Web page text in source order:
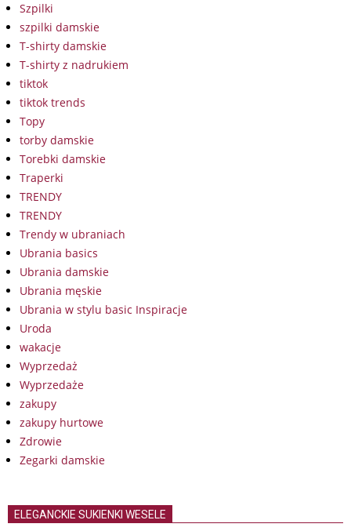
Szpilki
szpilki damskie
T-shirty damskie
T-shirty z nadrukiem
tiktok
tiktok trends
Topy
torby damskie
Torebki damskie
Traperki
TRENDY
TRENDY
Trendy w ubraniach
Ubrania basics
Ubrania damskie
Ubrania męskie
Ubrania w stylu basic Inspiracje
Uroda
wakacje
Wyprzedaż
Wyprzedaże
zakupy
zakupy hurtowe
Zdrowie
Zegarki damskie
ELEGANCKIE SUKIENKI WESELE